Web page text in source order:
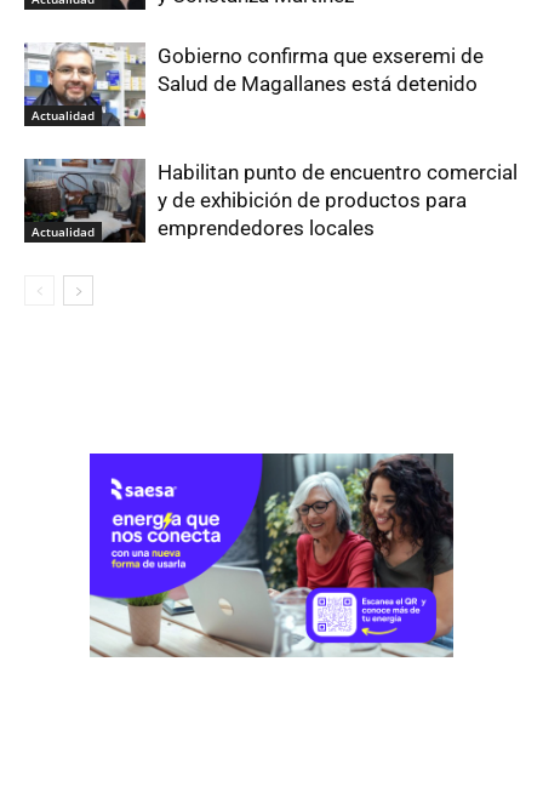
Actualidad
Gobierno confirma que exseremi de
Salud de Magallanes está detenido
Actualidad
Habilitan punto de encuentro comercial
y de exhibición de productos para
emprendedores locales